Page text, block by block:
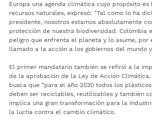
Europa una agenda climática cuyo propósito
recursos naturales, expresó: “Tal como lo ha
presidente, nosotros estamos absolutamente
protección de nuestra biodiversidad. Colombia
peligro que enfrenta el planeta y lo asume, por
llamado a la acción a los gobiernos del mundo
El primer mandatario también se refirió a la
de la aprobación de la Ley de Acción
busca que “para el año 2030 todos los
deben ser reciclables, reutilizables y también
implica una gran transformación para la
la lucha contra el cambio climático.